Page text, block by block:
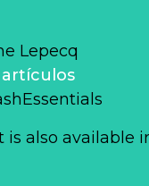
Lepecq
is also available